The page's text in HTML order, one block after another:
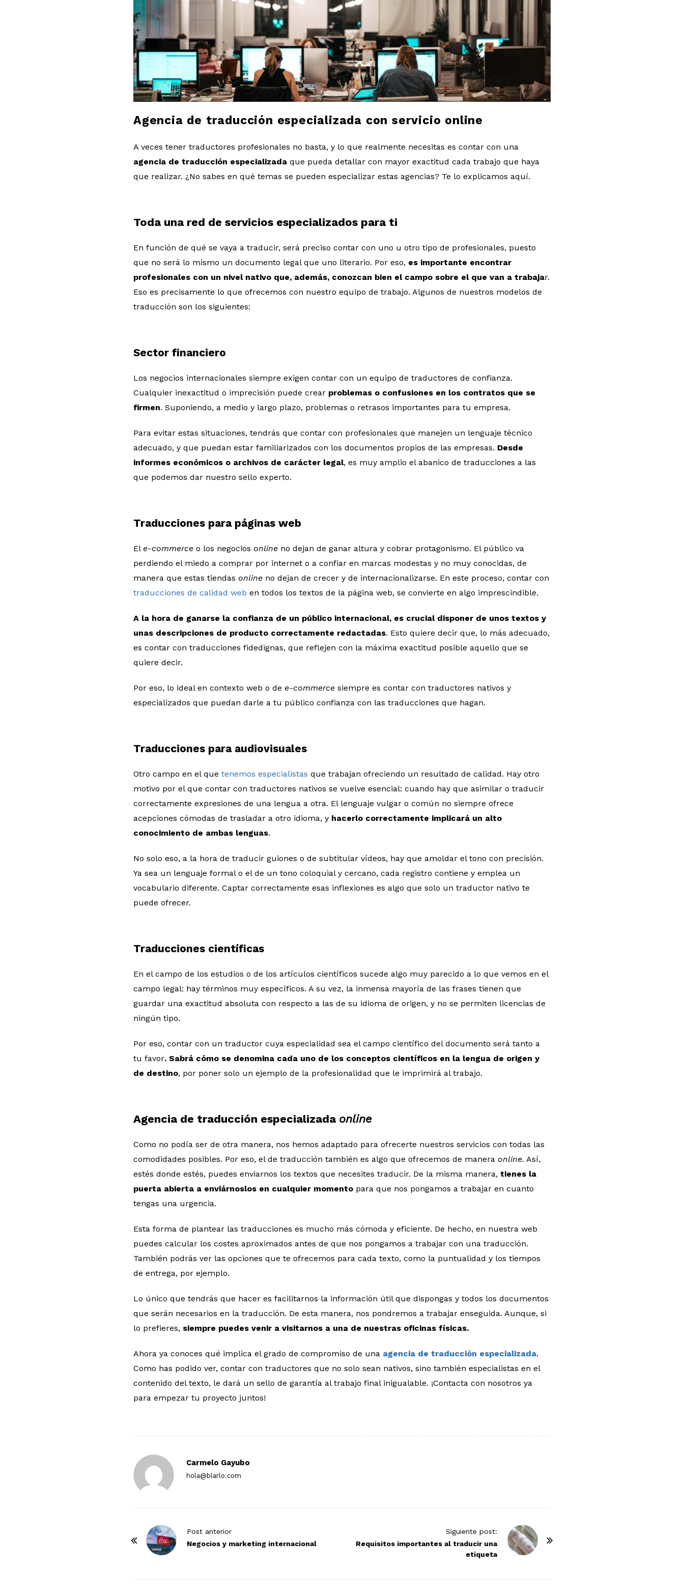
l
o
g
Agencia de traducción especializada con servicio online
A veces tener traductores profesionales no basta, y lo que realmente necesitas es contar con una
agencia de traducción especializada que pueda detallar con mayor exactitud cada trabajo que haya
que realizar. ¿No sabes en qué temas se pueden especializar estas agencias? Te lo explicamos aquí.
Toda una red de servicios especializados para ti
En función de qué se vaya a traducir, será preciso contar con uno u otro tipo de profesionales, puesto
que no será lo mismo un documento legal que uno literario. Por eso, es importante encontrar
profesionales con un nivel nativo que, además, conozcan bien el campo sobre el que van a trabajar.
Eso es precisamente lo que ofrecemos con nuestro equipo de trabajo. Algunos de nuestros modelos de
traducción son los siguientes:
Sector financiero
Los negocios internacionales siempre exigen contar con un equipo de traductores de confianza.
Cualquier inexactitud o imprecisión puede crear problemas o confusiones en los contratos que se
firmen. Suponiendo, a medio y largo plazo, problemas o retrasos importantes para tu empresa.
Para evitar estas situaciones, tendrás que contar con profesionales que manejen un lenguaje técnico
adecuado, y que puedan estar familiarizados con los documentos propios de las empresas. Desde
informes económicos o archivos de carácter legal, es muy amplio el abanico de traducciones a las
que podemos dar nuestro sello experto.
Traducciones para páginas web
El e-commerce o los negocios online no dejan de ganar altura y cobrar protagonismo. El público va
perdiendo el miedo a comprar por internet o a confiar en marcas modestas y no muy conocidas, de
manera que estas tiendas online no dejan de crecer y de internacionalizarse. En este proceso, contar con
traducciones de calidad web en todos los textos de la página web, se convierte en algo imprescindible.
A la hora de ganarse la confianza de un público internacional, es crucial disponer de unos textos y
unas descripciones de producto correctamente redactadas. Esto quiere decir que, lo más adecuado,
es contar con traducciones fidedignas, que reflejen con la máxima exactitud posible aquello que se
quiere decir.
Por eso, lo ideal en contexto web o de e-commerce siempre es contar con traductores nativos y
especializados que puedan darle a tu público confianza con las traducciones que hagan.
Traducciones para audiovisuales
Otro campo en el que tenemos especialistas que trabajan ofreciendo un resultado de calidad. Hay otro
motivo por el que contar con traductores nativos se vuelve esencial: cuando hay que asimilar o traducir
correctamente expresiones de una lengua a otra. El lenguaje vulgar o común no siempre ofrece
acepciones cómodas de trasladar a otro idioma, y hacerlo correctamente implicará un alto
conocimiento de ambas lenguas.
No solo eso, a la hora de traducir guiones o de subtitular vídeos, hay que amoldar el tono con precisión.
Ya sea un lenguaje formal o el de un tono coloquial y cercano, cada registro contiene y emplea un
vocabulario diferente. Captar correctamente esas inflexiones es algo que solo un traductor nativo te
puede ofrecer.
Traducciones científicas
En el campo de los estudios o de los artículos científicos sucede algo muy parecido a lo que vemos en el
campo legal: hay términos muy específicos. A su vez, la inmensa mayoría de las frases tienen que
guardar una exactitud absoluta con respecto a las de su idioma de origen, y no se permiten licencias de
ningún tipo.
Por eso, contar con un traductor cuya especialidad sea el campo científico del documento será tanto a
tu favor. Sabrá cómo se denomina cada uno de los conceptos científicos en la lengua de origen y
de destino, por poner solo un ejemplo de la profesionalidad que le imprimirá al trabajo.
Agencia de traducción especializada online
Como no podía ser de otra manera, nos hemos adaptado para ofrecerte nuestros servicios con todas las
comodidades posibles. Por eso, el de traducción también es algo que ofrecemos de manera online. Así,
estés donde estés, puedes enviarnos los textos que necesites traducir. De la misma manera, tienes la
puerta abierta a enviárnoslos en cualquier momento para que nos pongamos a trabajar en cuanto
tengas una urgencia.
Esta forma de plantear las traducciones es mucho más cómoda y eficiente. De hecho, en nuestra web
puedes calcular los costes aproximados antes de que nos pongamos a trabajar con una traducción.
También podrás ver las opciones que te ofrecemos para cada texto, como la puntualidad y los tiempos
de entrega, por ejemplo.
Lo único que tendrás que hacer es facilitarnos la información útil que dispongas y todos los documentos
que serán necesarios en la traducción. De esta manera, nos pondremos a trabajar enseguida. Aunque, si
lo prefieres, siempre puedes venir a visitarnos a una de nuestras oficinas físicas.
Ahora ya conoces qué implica el grado de compromiso de una agencia de traducción especializada.
Como has podido ver, contar con traductores que no solo sean nativos, sino también especialistas en el
contenido del texto, le dará un sello de garantía al trabajo final inigualable. ¡Contacta con nosotros ya
para empezar tu proyecto juntos!
Carmelo Gayubo
hola@blarlo.com
Post anterior
Negocios y marketing internacional
Siguiente post:
Requisitos importantes al traducir una
etiqueta